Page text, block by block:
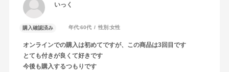
いっく
購入確認済み 年代:60代 性別:女性
オンラインでの購入は初めてですが、この商品は3回目です
とても付きが良くて好きです
今後も購入するつもりです